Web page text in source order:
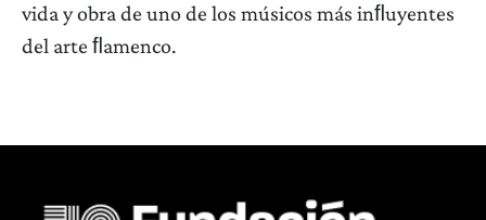
vida y obra de uno de los músicos más inﬂuyentes
del arte ﬂamenco.